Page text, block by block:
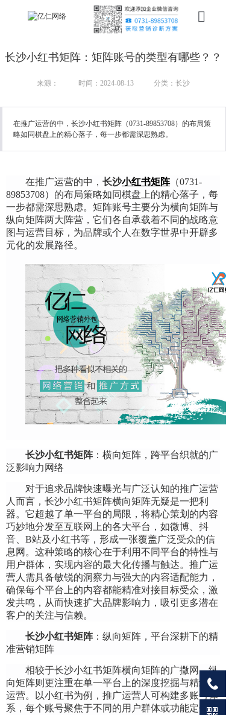
服务
行业
案例
资讯
我们
长沙小红书矩阵：矩阵账号的类型有哪些？？
来源： 时间：2024-08-13 分类：长沙
在推广运营的中，长沙小红书矩阵（0731-89853708）的布局策
略如同棋盘上的精心落子，每一步都需深思熟虑。
在推广运营的中， 长沙小红书矩阵（0731-
89853708） 的布局策略如同棋盘上的精心落子，每
一步都需深思熟虑。矩阵账号主要分为横向矩阵与
纵向矩阵两大阵营，它们各自承载着不同的战略意
图与运营目标，为品牌或个人在数字世界中开辟多
元化的发展路径。
长沙小红书矩阵：横向矩阵，跨平台织就的广
泛影响力网络
对于追求品牌快速曝光与广泛认知的推广运营
人而言，长沙小红书矩阵横向矩阵无疑是一把利
器。它超越了单一平台的局限，将精心策划的内容
巧妙地分发至互联网上的各大平台，如微博、抖
音、B站及小红书等，形成一张覆盖广泛受众的信
息网。这种策略的核心在于利用不同平台的特性与
用户群体，实现内容的最大化传播与触达。推广运
营人需具备敏锐的洞察力与强大的内容适配能力，
确保每个平台上的内容都能精准对接目标受众，激
发共鸣，从而快速扩大品牌影响力，吸引更多潜在
客户的关注与信赖。
长沙小红书矩阵：纵向矩阵，平台深耕下的精
准营销矩阵
相较于长沙小红书矩阵横向矩阵的广撒网，纵
向矩阵则更注重在单一平台上的深度挖掘与精细化
运营。以小红书为例，推广运营人可构建多账号体
系，每个账号聚焦于不同的用户群体或功能定位，